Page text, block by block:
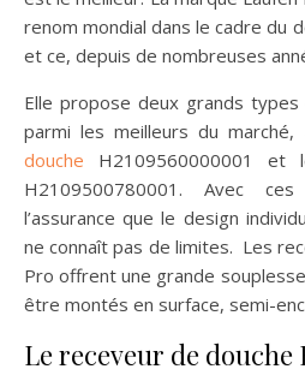
renom mondial dans le cadre du
et ce, depuis de nombreuses
Elle propose deux grands
parmi les meilleurs du
douche H2109560000001 et
H2109500780001. Avec
l’assurance que le design
ne connaît pas de limites. Les
Pro offrent une grande
être montés en surface, semi-
Le receveur de douche